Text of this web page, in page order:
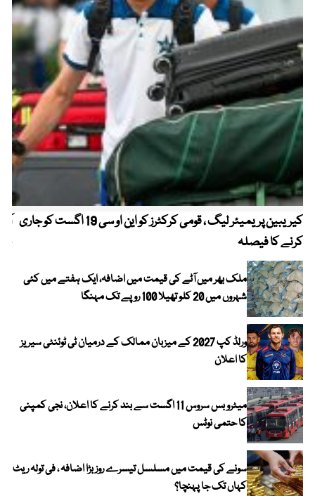
کیریبین پریمیئر لیگ ، قومی کرکٹرز کو این او سی 19 اگست کو جاری
کرنے کا فیصلہ
ملک بھر میں آٹے کی قیمت میں اضافہ، ایک ہفتے میں کئی
شہروں میں 20 کلو تھیلا 100 روپے تک مہنگا
ورلڈ کپ 2027 کے میزبان ممالک کے درمیان ٹی ٹوئنٹی سیریز
کا اعلان
میٹرو بس سروس 11 اگست سے بند کرنے کا اعلان، نجی کمپنی
کا حتمی نوٹس
سونے کی قیمت میں مسلسل تیسرے روز بڑا اضافہ ، فی تولہ ریٹ
کہاں تک جا پہنچا؟